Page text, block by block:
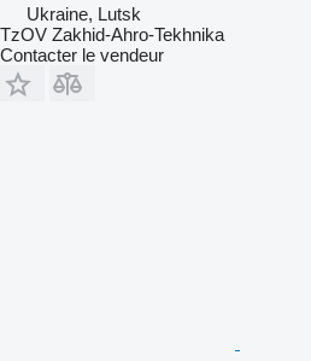
Ukraine, Lutsk
TzOV Zakhid-Ahro-Tekhnika
Contacter le vendeur